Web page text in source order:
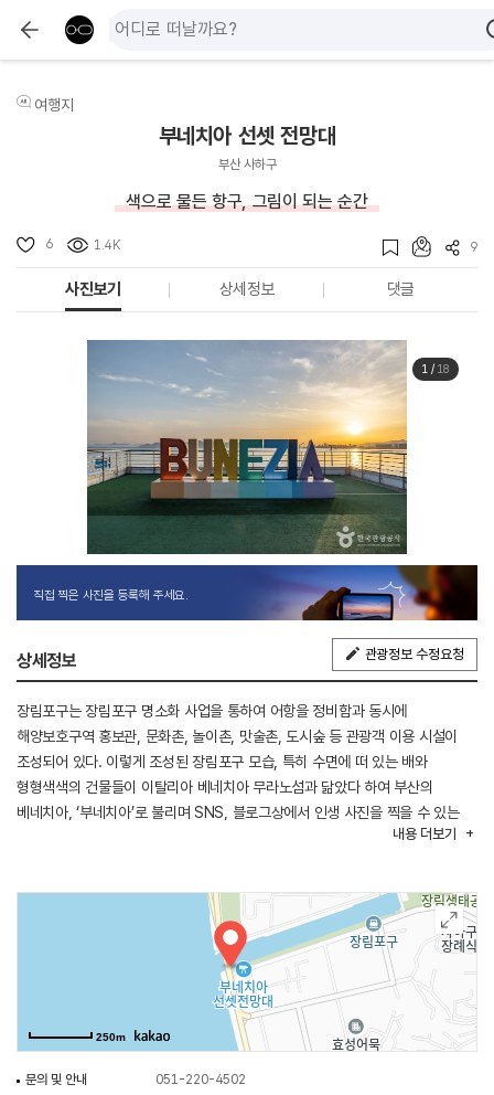
여행지
부네치아 선셋 전망대
부산 사하구
색으로 물든 항구, 그림이 되는 순간
6 1.4K 9
사진보기 상세정보 댓글
1/ 18
직접 찍은 사진을 등록해 주세요.
상세정보 관광정보 수정요청
장림포구는 장림포구 명소화 사업을 통하여 어항을 정비함과 동시에
해양보호구역 홍보관, 문화촌, 놀이촌, 맛술촌, 도시숲 등 관광객 이용 시설이
조성되어 있다. 이렇게 조성된 장림포구 모습, 특히 수면에 떠 있는 배와
형형색색의 건물들이 이탈리아 베네치아 무라노섬과 닮았다 하여 부산의
베네치아, ‘부네치아’로 불리며 SNS, 블로그상에서 인생 사진을 찍을 수 있는
장소로 명성을 얻고 있다. 부네치아 선셋 전망대는 부산의 일몰 명소로 알려져
수 있다. 또한, 부네치아 선셋 전망대의 맛술촌은 다양한 먹거리를 제공하여
보는 재미 이외에도 먹는 재미까지 제공하고 있다.
내용 더보기
250m
문의 및 안내
051-220-4502